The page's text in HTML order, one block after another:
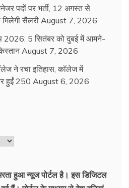
पदों पर भर्ती, 12 अगस्त से
सैलरी August 7, 2026
2026: 5 सितंबर को दुबई में आमने-
August 7, 2026
ने रचा इतिहास, कॉलेज में
हुईं 250 August 6, 2026
हुआ न्‍यूज पोर्टल है। इस डिजिटल